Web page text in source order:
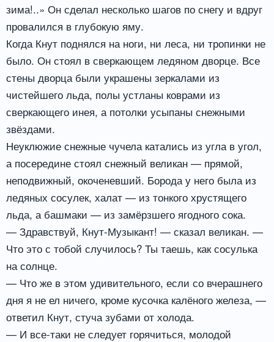
зима!..» Он сделал несколько шагов по снегу и вдруг
провалился в глубокую яму.
Когда Кнут поднялся на ноги, ни леса, ни тропинки не
было. Он стоял в сверкающем ледяном дворце. Все
стены дворца были украшены зеркалами из
чистейшего льда, полы устланы коврами из
сверкающего инея, а потолки усыпаны снежными
звёздами.
Неуклюжие снежные чучела катались из угла в угол,
а посередине стоял снежный великан — прямой,
неподвижный, окоченевший. Борода у него была из
ледяных сосулек, халат — из тонкого хрустящего
льда, а башмаки — из замёрзшего ягодного сока.
— Здравствуй, Кнут-Музыкант! — сказал великан. —
Что это с тобой случилось? Ты таешь, как сосулька
на солнце.
— Что же в этом удивительного, если со вчерашнего
дня я не ел ничего, кроме кусочка калёного железа, —
ответил Кнут, стуча зубами от холода.
— И все-таки не следует горячиться, молодой